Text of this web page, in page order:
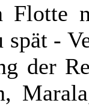
Flotte
-
der